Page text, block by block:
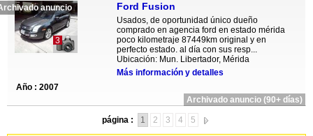
anuncio
3
Ford Fusion
Usados, de oportunidad único dueño
comprado en agencia ford en estado mérida
poco kilometraje 87449km original y en
perfecto estado. al día con sus resp...
Ubicación: Mun. Libertador, Mérida
Más información y detalles
Año : 2007
Archivado anuncio (90+ días)
página : 1 2 3 4 5